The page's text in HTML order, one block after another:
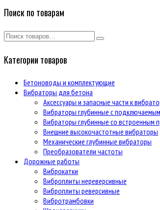
Поиск по товарам
Категории товаров
Бетоноводы и комплектующие
Вибраторы для бетона
Аксессуары и запасные части к
Вибраторы глубинные с
Вибраторы глубинные со встроенным
Внешние высокочастотные вибраторы
Механические глубинные вибраторы
Преобразователи частоты
Дорожные работы
Виброкатки
Виброплиты нереверсивные
Виброплиты реверсивные
Вибротрамбовки